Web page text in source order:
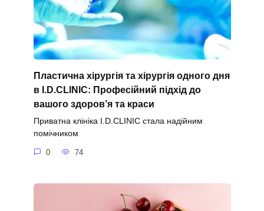
Пластична хірургія та хірургія одного дня
в I.D.CLINIC: Професійний підхід до
вашого здоров’я та краси
Приватна клініка I.D.CLINIC стала надійним
помічником
0 74